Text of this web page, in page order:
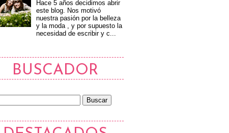
Hace 5 años decidimos abrir
este blog. Nos motivó
nuestra pasión por la belleza
y la moda , y por supuesto la
necesidad de escribir y c...
BUSCADOR